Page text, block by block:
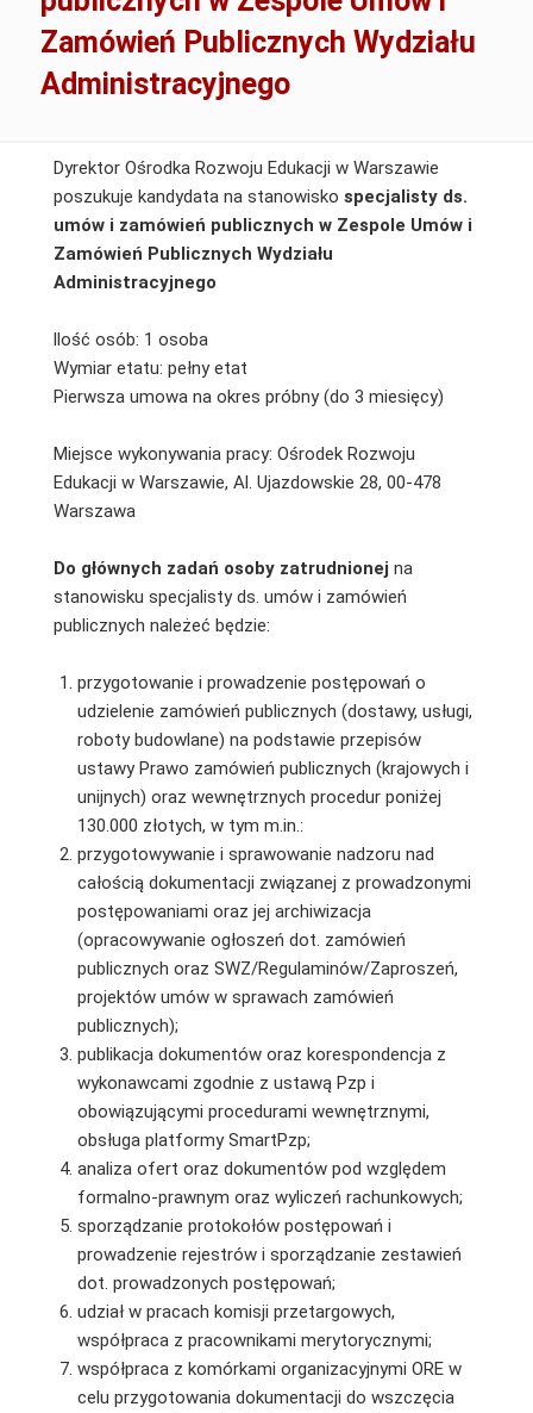
Zamówień Publicznych Wydziału
Administracyjnego
Dyrektor Ośrodka Rozwoju Edukacji w Warszawie
poszukuje kandydata na stanowisko specjalisty ds.
umów i zamówień publicznych w Zespole Umów i
Zamówień Publicznych Wydziału
Administracyjnego
llość osób: 1 osoba
Wymiar etatu: pełny etat
Pierwsza umowa na okres próbny (do 3 miesięcy)
Miejsce wykonywania pracy: Ośrodek Rozwoju
Edukacji w Warszawie, Al. Ujazdowskie 28, 00-478
Warszawa
Do głównych zadań osoby zatrudnionej na
stanowisku specjalisty ds. umów i zamówień
publicznych należeć będzie:
przygotowanie i prowadzenie postępowań o
udzielenie zamówień publicznych (dostawy, usługi,
roboty budowlane) na podstawie przepisów
ustawy Prawo zamówień publicznych (krajowych i
unijnych) oraz wewnętrznych procedur poniżej
130.000 złotych, w tym m.in.:
przygotowywanie i sprawowanie nadzoru nad
całością dokumentacji związanej z prowadzonymi
postępowaniami oraz jej archiwizacja
(opracowywanie ogłoszeń dot. zamówień
publicznych oraz SWZ/Regulaminów/Zaproszeń,
projektów umów w sprawach zamówień
publicznych);
publikacja dokumentów oraz korespondencja z
wykonawcami zgodnie z ustawą Pzp i
obowiązującymi procedurami wewnętrznymi,
obsługa platformy SmartPzp;
analiza ofert oraz dokumentów pod względem
formalno-prawnym oraz wyliczeń rachunkowych;
sporządzanie protokołów postępowań i
prowadzenie rejestrów i sporządzanie zestawień
dot. prowadzonych postępowań;
udział w pracach komisji przetargowych,
współpraca z pracownikami merytorycznymi;
współpraca z komórkami organizacyjnymi ORE w
celu przygotowania dokumentacji do wszczęcia